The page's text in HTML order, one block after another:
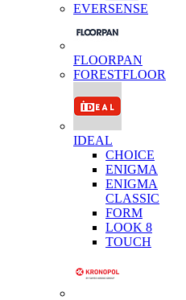
EVERSENSE
FLOORPAN
FORESTFLOOR
IDEAL
CHOICE
ENIGMA
ENIGMA
CLASSIC
FORM
LOOK 8
TOUCH